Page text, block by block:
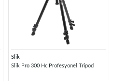
Slik
Slik Pro 300 Hc Profesyonel Tripod